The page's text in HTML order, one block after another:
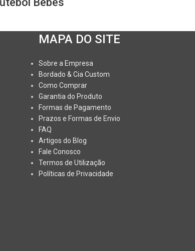
MAPA DO SITE
Sobre a Empresa
Bordado & Cia Custom
Como Comprar
Garantia do Produto
Formas de Pagamento
Prazos e Formas de Envio
FAQ
Artigos do Blog
Fale Conosco
Termos de Utilização
Políticas de Privacidade